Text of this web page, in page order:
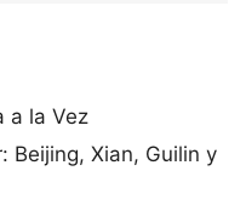
a la Vez
Beijing, Xian, Guilin y